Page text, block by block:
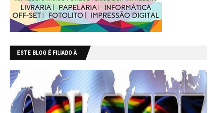
ESTE BLOG É FILIADO À